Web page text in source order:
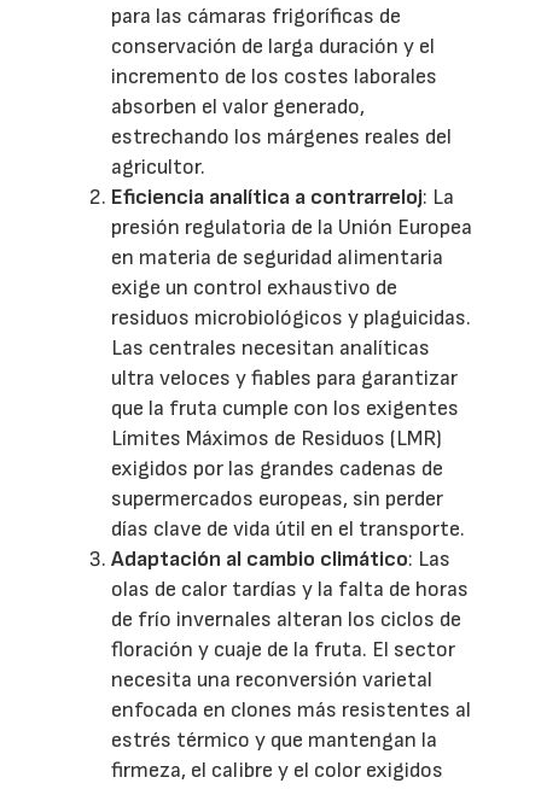
para las cámaras frigoríficas de
conservación de larga duración y el
incremento de los costes laborales
absorben el valor generado,
estrechando los márgenes reales del
agricultor.
Eficiencia analítica a contrarreloj: La
presión regulatoria de la Unión Europea
en materia de seguridad alimentaria
exige un control exhaustivo de
residuos microbiológicos y plaguicidas.
Las centrales necesitan analíticas
ultra veloces y fiables para garantizar
que la fruta cumple con los exigentes
Límites Máximos de Residuos (LMR)
exigidos por las grandes cadenas de
supermercados europeas, sin perder
días clave de vida útil en el transporte.
Adaptación al cambio climático: Las
olas de calor tardías y la falta de horas
de frío invernales alteran los ciclos de
floración y cuaje de la fruta. El sector
necesita una reconversión varietal
enfocada en clones más resistentes al
estrés térmico y que mantengan la
firmeza, el calibre y el color exigidos